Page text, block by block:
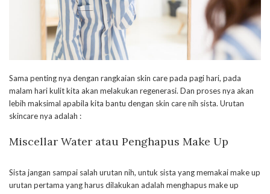
Sama penting nya dengan rangkaian skin care pada pagi hari, pada
malam hari kulit kita akan melakukan regenerasi. Dan proses nya akan
lebih maksimal apabila kita bantu dengan skin care nih sista. Urutan
skincare nya adalah :
Miscellar Water atau Penghapus Make Up
Sista jangan sampai salah urutan nih, untuk sista yang memakai make up
urutan pertama yang harus dilakukan adalah menghapus make up